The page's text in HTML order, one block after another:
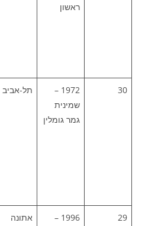
ראשון
30
1972 –
שמינית
גמר גומלין
תל-אביב
29
1996 –
אתונה